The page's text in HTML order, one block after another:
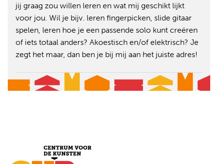
jij graag zou willen leren en wat mij geschikt lijkt
voor jou. Wil je bijv. leren fingerpicken, slide gitaar
spelen, leren hoe je een passende solo kunt creëren
of iets totaal anders? Akoestisch en/of elektrisch? Je
zegt het maar, dan ben je bij mij aan het juiste adres!